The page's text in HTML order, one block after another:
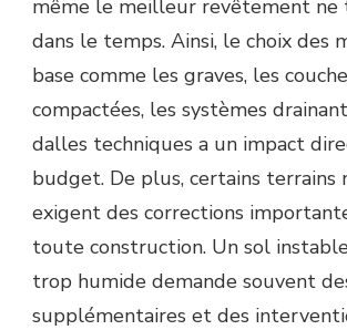
même le meilleur revêtement ne
dans le temps. Ainsi, le choix des
base comme les graves, les
compactées, les systèmes
dalles techniques a un impact
budget. De plus, certains terrains
exigent des corrections
toute construction. Un sol
trop humide demande souvent
supplémentaires et des